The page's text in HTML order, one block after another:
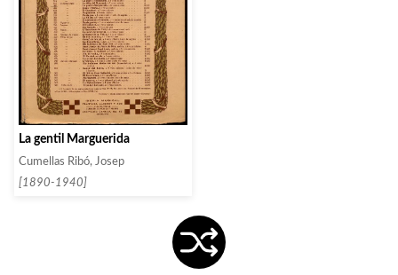
La gentil Marguerida
Cumellas Ribó, Josep
[1890-1940]